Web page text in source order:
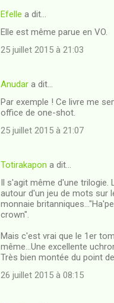
Efelle a dit…
Elle est même parue en VO.
25 juillet 2015 à 21:03
Anudar a dit…
Par exemple ! Ce livre me
office de one-shot.
25 juillet 2015 à 21:07
Totirakapon a dit…
Il s'agit même d'une trilogie.
autour d'un jeu de mots sur
monnaie
crown".
Mais c'est vrai que le 1er
même...Une excellente
Très bien montée du point
26 juillet 2015 à 08:15